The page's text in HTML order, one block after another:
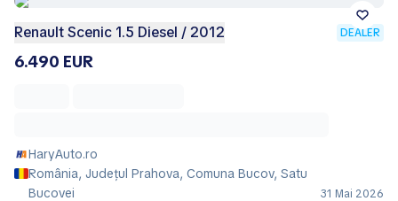
Renault Scenic 1.5 Diesel / 2012 DEALER
6.490 EUR
HaryAuto.ro
România, Județul Prahova, Comuna Bucov, Satu
Bucovei
31 Mai 2026